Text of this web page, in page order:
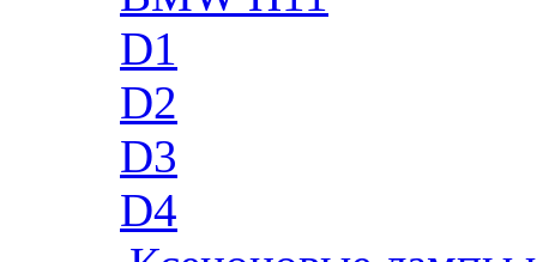
D1
D2
D3
D4